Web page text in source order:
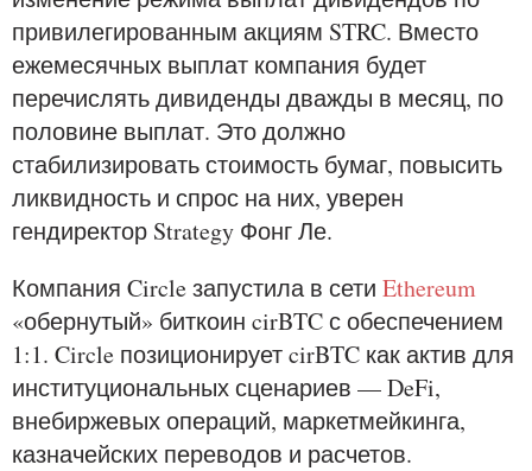
привилегированным акциям STRC. Вместо
ежемесячных выплат компания будет
перечислять дивиденды дважды в месяц, по
половине выплат. Это должно
стабилизировать стоимость бумаг, повысить
ликвидность и спрос на них, уверен
гендиректор Strategy Фонг Ле.
Компания Circle запустила в сети Ethereum
«обернутый» биткоин cirBTC с обеспечением
1:1. Circle позиционирует cirBTC как актив для
институциональных сценариев — DeFi,
внебиржевых операций, маркетмейкинга,
казначейских переводов и расчетов.